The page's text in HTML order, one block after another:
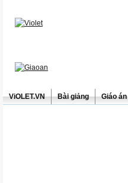
ViOLET.VN Bài giảng Giáo án